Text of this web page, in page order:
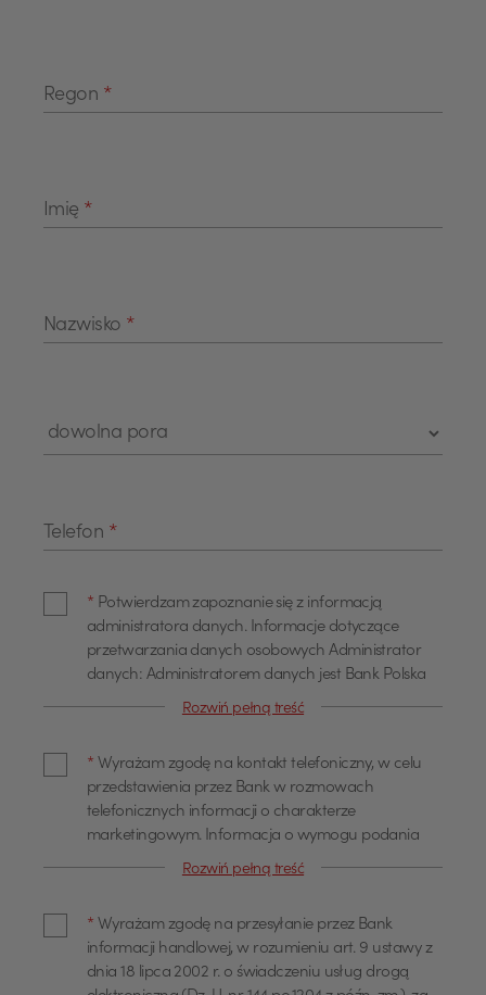
Regon *
Imię *
Nazwisko *
Telefon *
* Potwierdzam zapoznanie się z informacją
administratora danych. Informacje dotyczące
przetwarzania danych osobowych Administrator
danych: Administratorem danych jest Bank Polska
Kasa Opieki Spółka Akcyjna z siedzibą w Warszawie,
skontaktować poprzez adres email
info@pekao.com.pl, telefonicznie pod numerem 519
222 222 lub pisemnie: Bank Pekao SA - Centrala, ul.
Żubra 1, 01-066 Warszawa. U administratora
danych osobowych wyznaczony jest Inspektor
poprzez adres email: IOD@pekao.com.pl lub
pisemnie: Bank Pekao SA - Centrala, ul. Żubra 1, 01-
066 Warszawa. Z Inspektorem Ochrony Danych
można się kontaktować we wszystkich sprawach
Rozwiń pełną treść
* Wyrażam zgodę na kontakt telefoniczny, w celu
przedstawienia przez Bank w rozmowach
telefonicznych informacji o charakterze
marketingowym. Informacja o wymogu podania
danych Podanie danych osobowych dla celów
profilowanie dla określania preferencji lub potrzeb
w zakresie produktów lub usług oraz
przedstawienia odpowiedniej oferty, przez Bank
Rozwiń pełną treść
* Wyrażam zgodę na przesyłanie przez Bank
informacji handlowej, w rozumieniu art. 9 ustawy z
dnia 18 lipca 2002 r. o świadczeniu usług drogą